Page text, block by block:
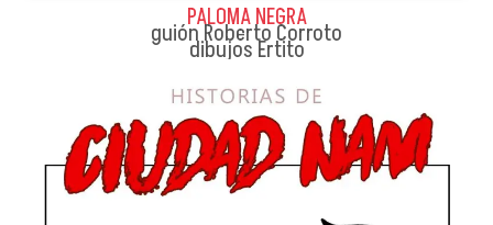
PALOMA NEGRA
guión Roberto Corroto
dibujos Ertito